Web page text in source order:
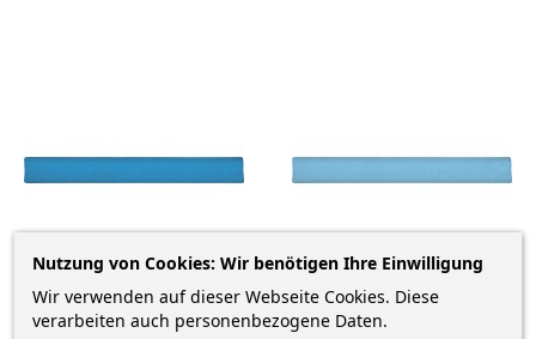
Nutzung von Cookies: Wir benötigen Ihre Einwilligung
Wir verwenden auf dieser Webseite Cookies. Diese
verarbeiten auch personenbezogene Daten.